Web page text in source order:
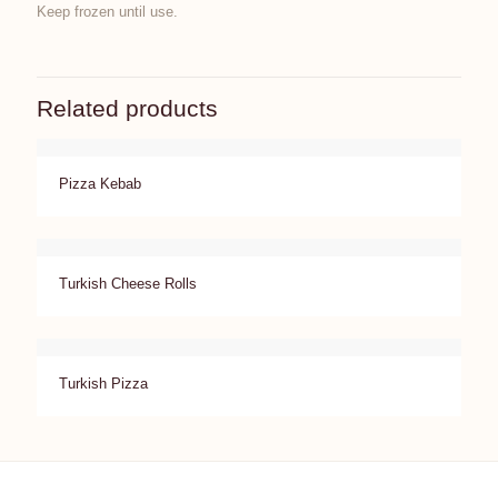
Keep frozen until use.
Related products
Pizza Kebab
Turkish Cheese Rolls
Turkish Pizza